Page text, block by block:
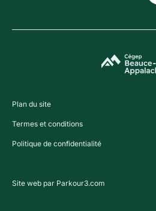
Plan du site
Termes et conditions
Politique de confidentialité
Site web par Parkour3.com